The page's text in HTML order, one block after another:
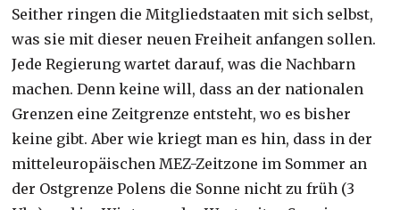
Seither ringen die Mitgliedstaaten mit sich selbst,
was sie mit dieser neuen Freiheit anfangen sollen.
Jede Regierung wartet darauf, was die Nachbarn
machen. Denn keine will, dass an der nationalen
Grenzen eine Zeitgrenze entsteht, wo es bisher
keine gibt. Aber wie kriegt man es hin, dass in der
mitteleuropäischen MEZ-Zeitzone im Sommer an
der Ostgrenze Polens die Sonne nicht zu früh (3